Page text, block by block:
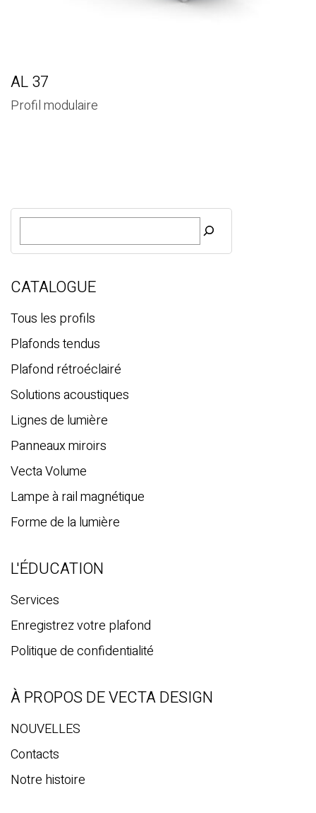
AL 37
Profil modulaire
R
c
e
c
h
e
CATALOGUE
Tous les profils
Plafonds tendus
Plafond rétroéclairé
Solutions acoustiques
Lignes de lumière
Panneaux miroirs
Vecta Volume
Lampe à rail magnétique
Forme de la lumière
L'ÉDUCATION
Services
Enregistrez votre plafond
Politique de confidentialité
À PROPOS DE VECTA DESIGN
NOUVELLES
Contacts
Notre histoire